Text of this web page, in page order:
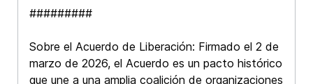
#########
Sobre el Acuerdo de Liberación: Firmado el 2 de
marzo de 2026, el Acuerdo es un pacto histórico
que une a una amplia coalición de organizaciones